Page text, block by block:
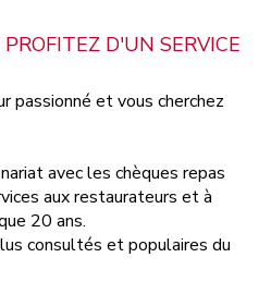
D'UN SERVICE
passionné et vous cherchez
avec les chèques repas
aux restaurateurs et à
20 ans.
consultés et populaires du